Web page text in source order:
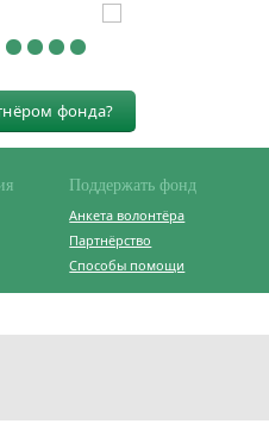
фонда?
Поддержать фонд
Анкета волонтёра
Партнёрство
Способы помощи